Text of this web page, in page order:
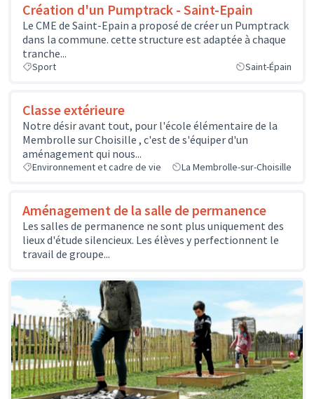
Création d'un Pumptrack - Saint-Epain
Le CME de Saint-Epain a proposé de créer un Pumptrack
dans la commune. cette structure est adaptée à chaque
tranche...
Sport Saint-Épain
Classe extérieure
Notre désir avant tout, pour l'école élémentaire de la
Membrolle sur Choisille , c'est de s'équiper d'un
aménagement qui nous...
Environnement et cadre de vie La Membrolle-sur-Choisille
Aménagement de la salle de permanence
Les salles de permanence ne sont plus uniquement des
lieux d'étude silencieux. Les élèves y perfectionnent le
travail de groupe...